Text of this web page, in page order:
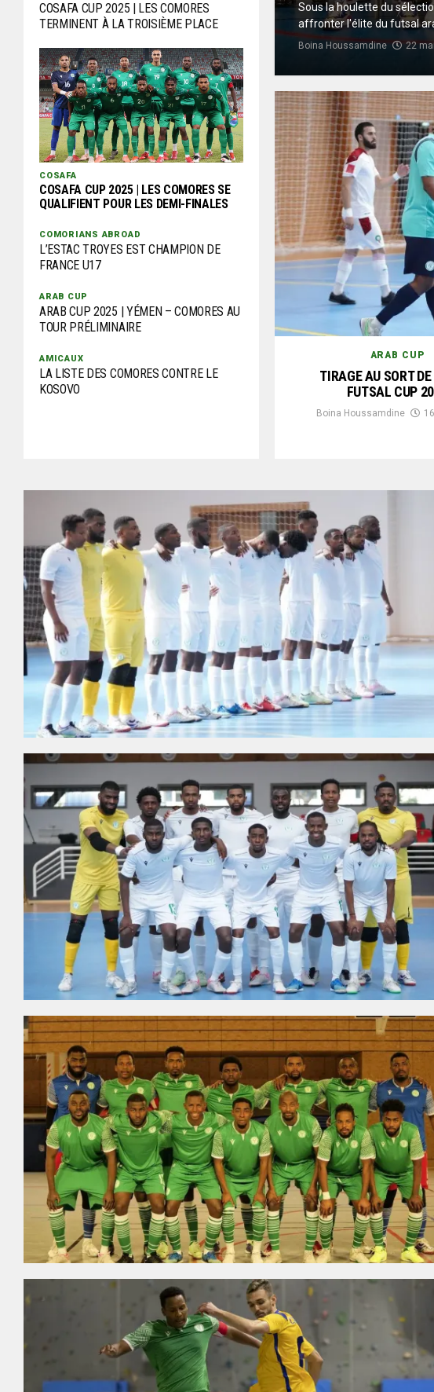
Sous la houlette du
affronter l'élite du futsal
Boina Houssamdine 22
ARAB CUP
TIRAGE AU SORT DE
FUTSAL CUP
Boina Houssamdine
COSAFA CUP 2025 | LES COMORES
TERMINENT À LA TROISIÈME PLACE
COSAFA
COSAFA CUP 2025 | LES COMORES SE
QUALIFIENT POUR LES DEMI-FINALES
COMORIANS ABROAD
L’ESTAC TROYES EST CHAMPION DE
FRANCE U17
ARAB CUP
ARAB CUP 2025 | YÉMEN – COMORES AU
TOUR PRÉLIMINAIRE
AMICAUX
LA LISTE DES COMORES CONTRE LE
KOSOVO